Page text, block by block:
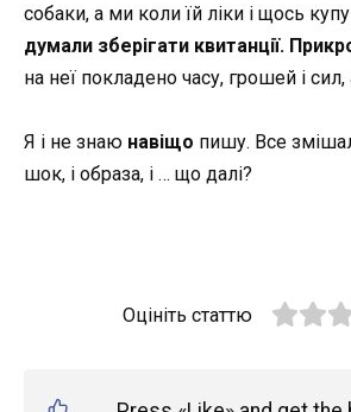
собаки, а ми коли їй ліки і щось
думали зберігати квитанції.
на неї покладено часу, грошей і
Я і не знаю навіщо пишу. Все
шок, і образа, і … що далі?
Оцініть статтю